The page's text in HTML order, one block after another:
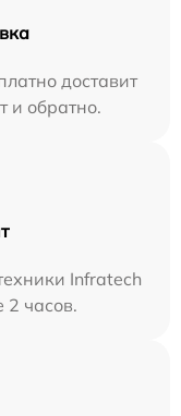
доставит
и обратно.
Infratech
2 часов.